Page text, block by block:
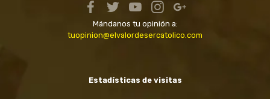
Mándanos tu opinión a:
tuopinion@elvalordesercatolico.com
Estadísticas de visitas